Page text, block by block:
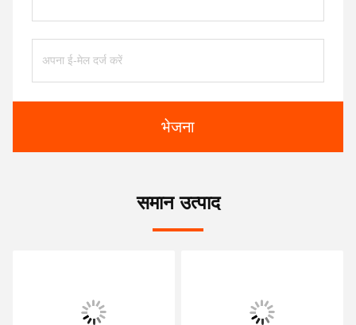
भेजना
समान उत्पाद